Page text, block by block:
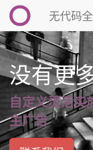
无代码
没有更
自定义灵活实
主广告